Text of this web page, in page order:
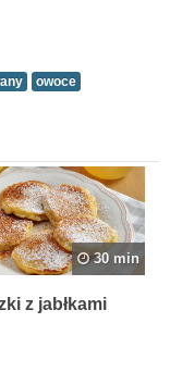
owoce
30 min
z jabłkami